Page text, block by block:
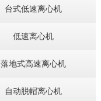
台式低速离心机
低速离心机
落地式高速离心机
自动脱帽离心机